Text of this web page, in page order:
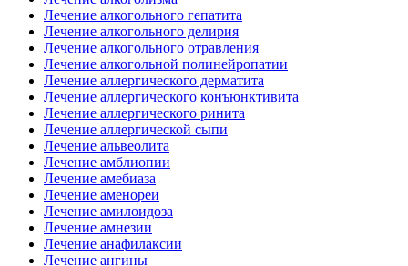
Лечение алкогольного гепатита
Лечение алкогольного делирия
Лечение алкогольного отравления
Лечение алкогольной полинейропатии
Лечение аллергического дерматита
Лечение аллергического конъюнктивита
Лечение аллергического ринита
Лечение аллергической сыпи
Лечение альвеолита
Лечение амблиопии
Лечение амебиаза
Лечение аменореи
Лечение амилоидоза
Лечение амнезии
Лечение анафилаксии
Лечение ангины